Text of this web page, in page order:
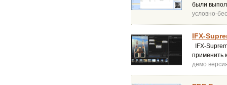
были
условно-
IFX-
IFX-
применить
демо